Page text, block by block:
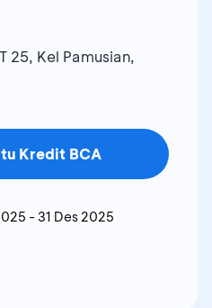
25, Kel Pamusian,
Kredit BCA
- 31 Des 2025